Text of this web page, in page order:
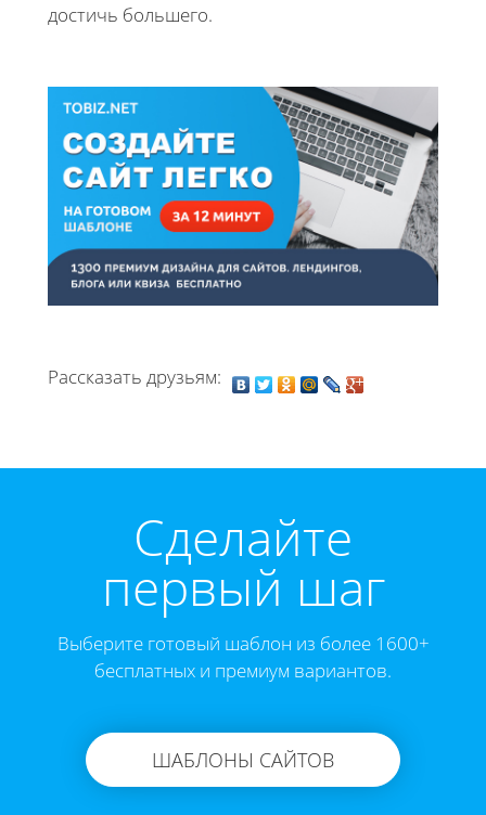
достичь большего.
Рассказать друзьям:
Cделайте
первый шаг
Выберите готовый шаблон из более 1600+
бесплатных и премиум вариантов.
ШАБЛОНЫ САЙТОВ